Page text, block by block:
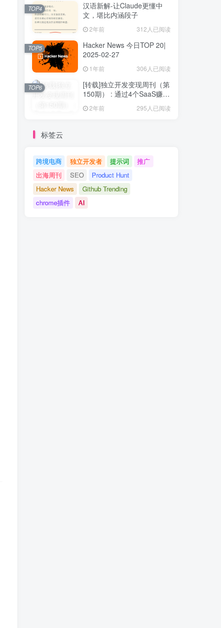
汉语新解-让Claude更懂中
文，堪比内涵段子
2年前 312人已阅读
TOP4
Hacker News 今日TOP 20|
2025-02-27
1年前 306人已阅读
TOP5
[转载]独立开发变现周刊（第
150期） : 通过4个SaaS赚取
2年前 295人已阅读
TOP6
标签云
跨境电商 独立开发者 提示词
推广
出海周刊
SEO
Product Hunt
Hacker News
Github Trending
chrome插件
AI